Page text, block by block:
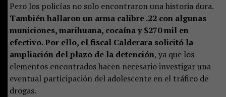
Pero los policías no solo encontraron una historia dura.
También hallaron un arma calibre .22 con algunas
municiones, marihuana, cocaína y $270 mil en
efectivo. Por ello, el fiscal Calderara solicitó la
ampliación del plazo de la detención, ya que los
elementos encontrados hacen necesario investigar una
eventual participación del adolescente en el tráfico de
drogas.